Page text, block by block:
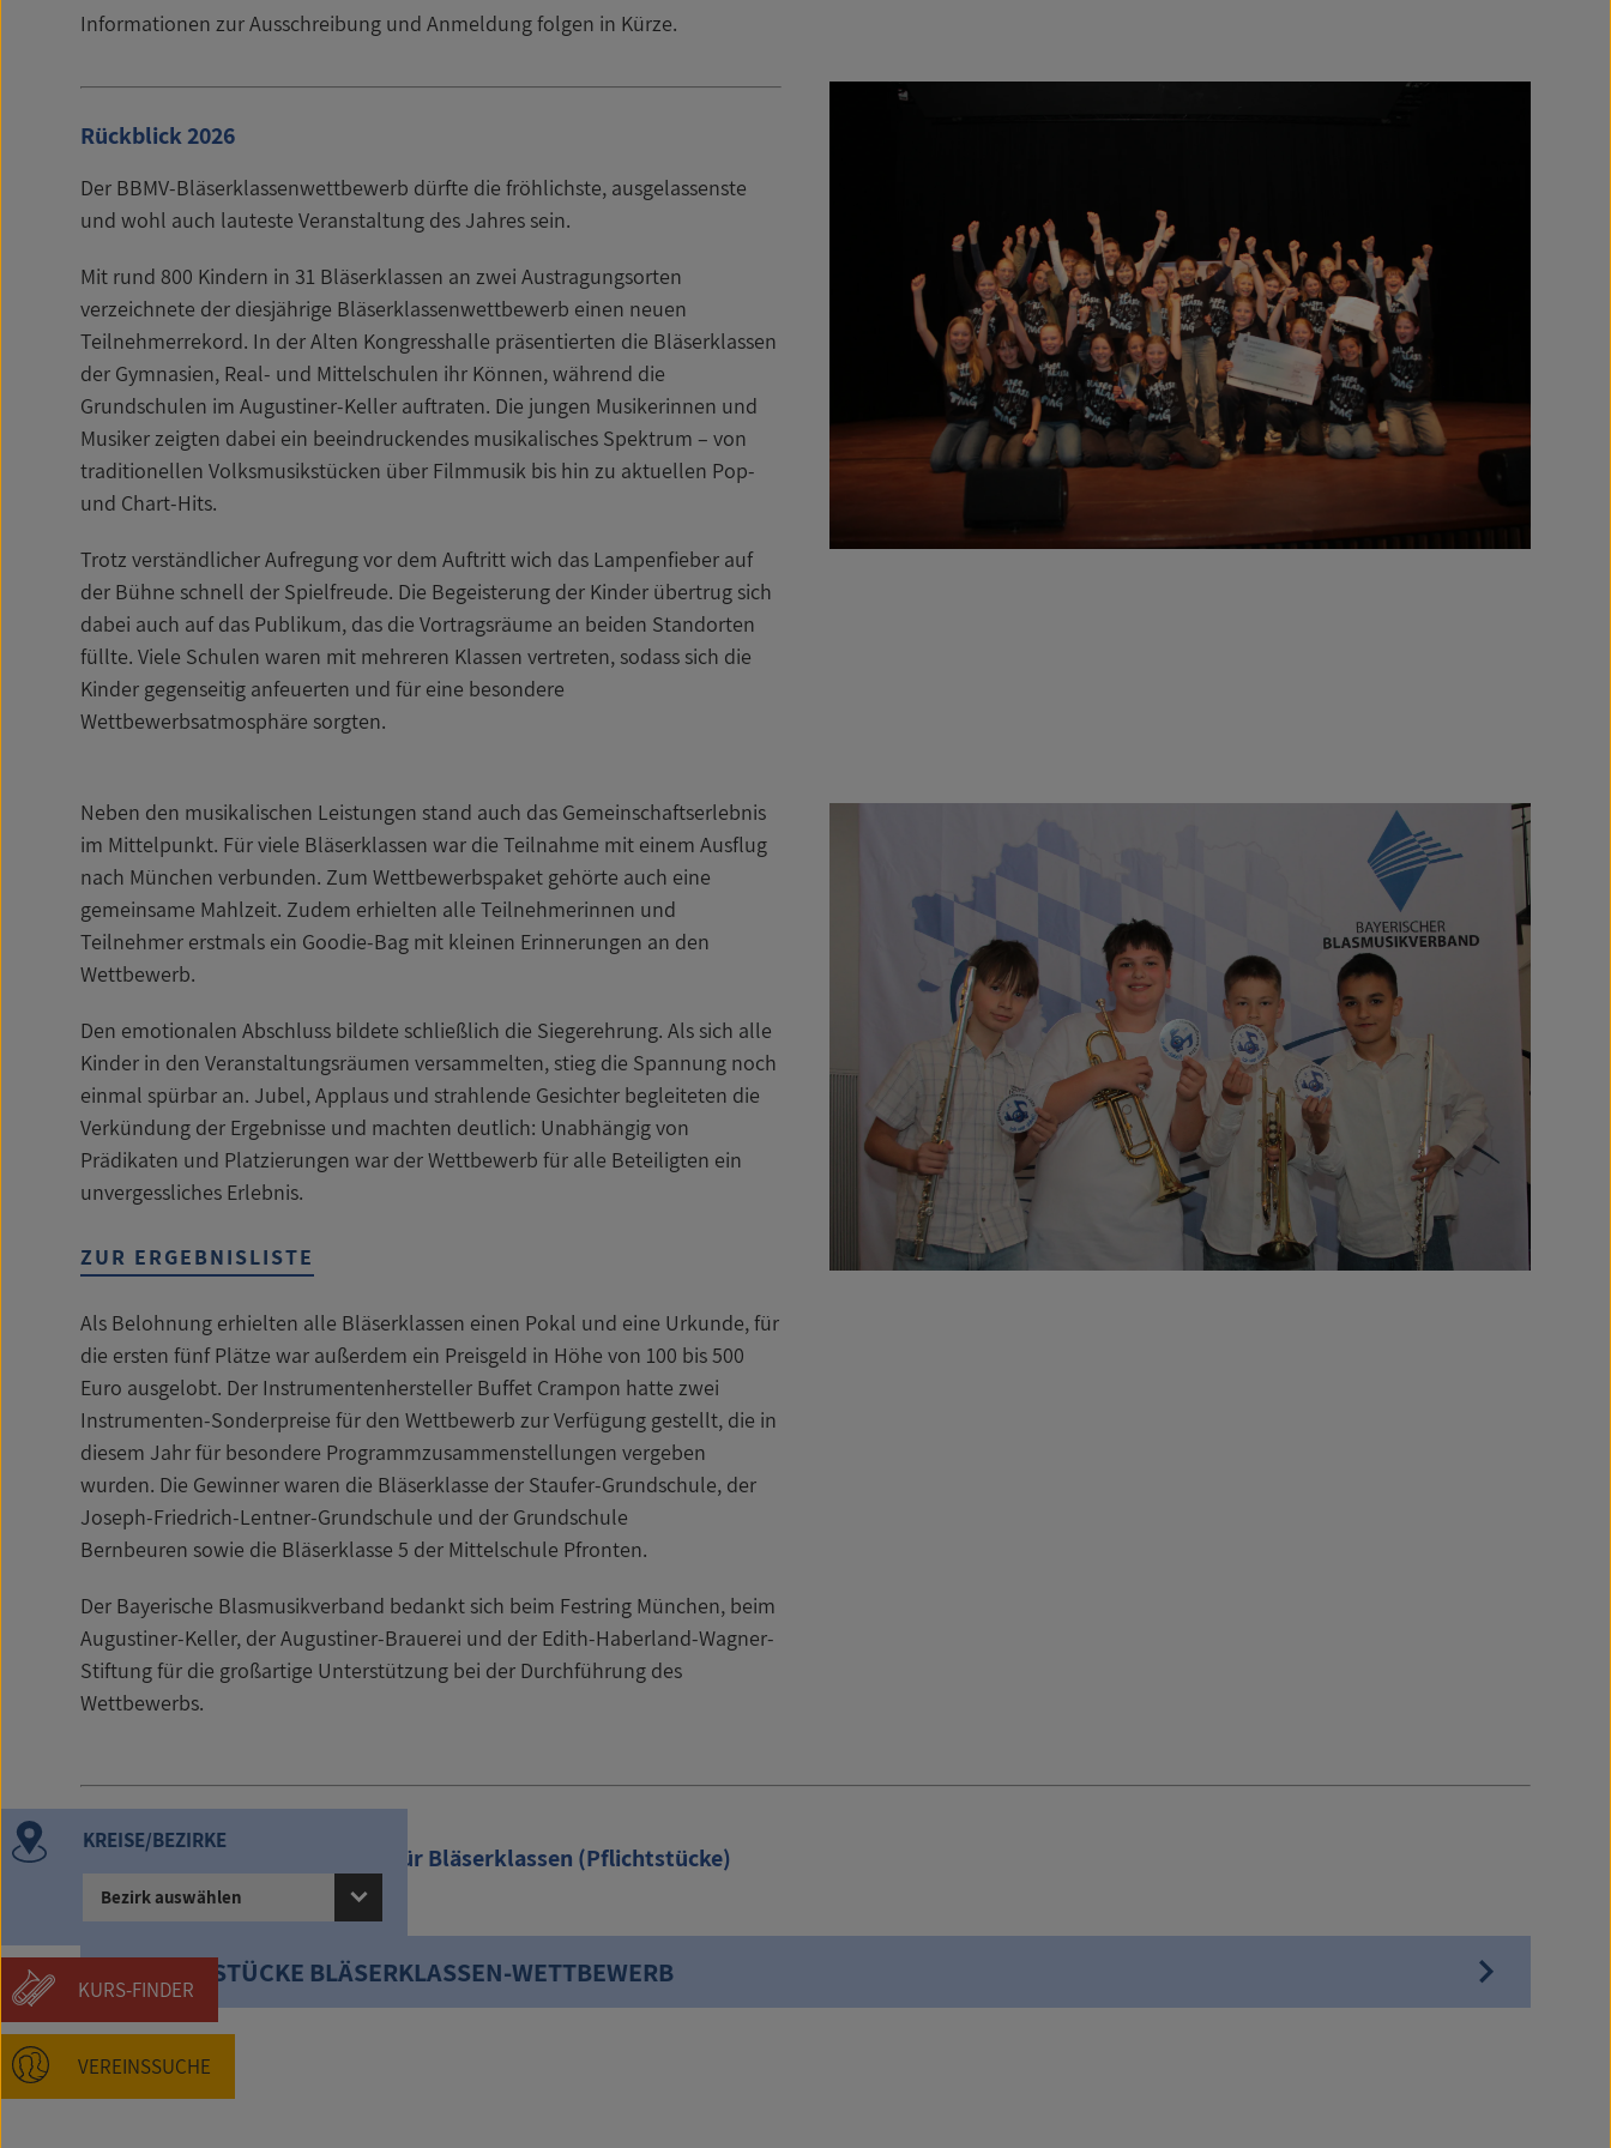
KREISE/BEZIRKE
Bezirk auswählen
KURS-FINDER
VEREINSSUCHE
Informationen zur Ausschreibung und Anmeldung folgen in Kürze.
Rückblick 2026
Der BBMV-Bläserklassenwettbewerb dürfte die fröhlichste, ausgelassenste
und wohl auch lauteste Veranstaltung des Jahres sein.
Mit rund 800 Kindern in 31 Bläserklassen an zwei Austragungsorten
verzeichnete der diesjährige Bläserklassenwettbewerb einen neuen
Teilnehmerrekord. In der Alten Kongresshalle präsentierten die Bläserklassen
der Gymnasien, Real- und Mittelschulen ihr Können, während die
Grundschulen im Augustiner-Keller auftraten. Die jungen Musikerinnen und
Musiker zeigten dabei ein beeindruckendes musikalisches Spektrum – von
traditionellen Volksmusikstücken über Filmmusik bis hin zu aktuellen Pop-
und Chart-Hits.
Trotz verständlicher Aufregung vor dem Auftritt wich das Lampenfieber auf
der Bühne schnell der Spielfreude. Die Begeisterung der Kinder übertrug sich
dabei auch auf das Publikum, das die Vortragsräume an beiden Standorten
füllte. Viele Schulen waren mit mehreren Klassen vertreten, sodass sich die
Kinder gegenseitig anfeuerten und für eine besondere
Wettbewerbsatmosphäre sorgten.
Neben den musikalischen Leistungen stand auch das Gemeinschaftserlebnis
im Mittelpunkt. Für viele Bläserklassen war die Teilnahme mit einem Ausflug
nach München verbunden. Zum Wettbewerbspaket gehörte auch eine
gemeinsame Mahlzeit. Zudem erhielten alle Teilnehmerinnen und
Teilnehmer erstmals ein Goodie-Bag mit kleinen Erinnerungen an den
Wettbewerb.
Den emotionalen Abschluss bildete schließlich die Siegerehrung. Als sich alle
Kinder in den Veranstaltungsräumen versammelten, stieg die Spannung noch
einmal spürbar an. Jubel, Applaus und strahlende Gesichter begleiteten die
Verkündung der Ergebnisse und machten deutlich: Unabhängig von
Prädikaten und Platzierungen war der Wettbewerb für alle Beteiligten ein
unvergessliches Erlebnis.
ZUR ERGEBNISLISTE
Als Belohnung erhielten alle Bläserklassen einen Pokal und eine Urkunde, für
die ersten fünf Plätze war außerdem ein Preisgeld in Höhe von 100 bis 500
Euro ausgelobt. Der Instrumentenhersteller Buffet Crampon hatte zwei
Instrumenten-Sonderpreise für den Wettbewerb zur Verfügung gestellt, die in
diesem Jahr für besondere Programmzusammenstellungen vergeben
wurden. Die Gewinner waren die Bläserklasse der Staufer-Grundschule, der
Joseph-Friedrich-Lentner-Grundschule und der Grundschule
Bernbeuren sowie die Bläserklasse 5 der Mittelschule Pfronten.
Der Bayerische Blasmusikverband bedankt sich beim Festring München, beim
Augustiner-Keller, der Augustiner-Brauerei und der Edith-Haberland-Wagner-
Stiftung für die großartige Unterstützung bei der Durchführung des
Wettbewerbs.
Bayerische Volksmusikstücke für Bläserklassen (Pflichtstücke)
PFLICHTSTÜCKE BLÄSERKLASSEN-WETTBEWERB